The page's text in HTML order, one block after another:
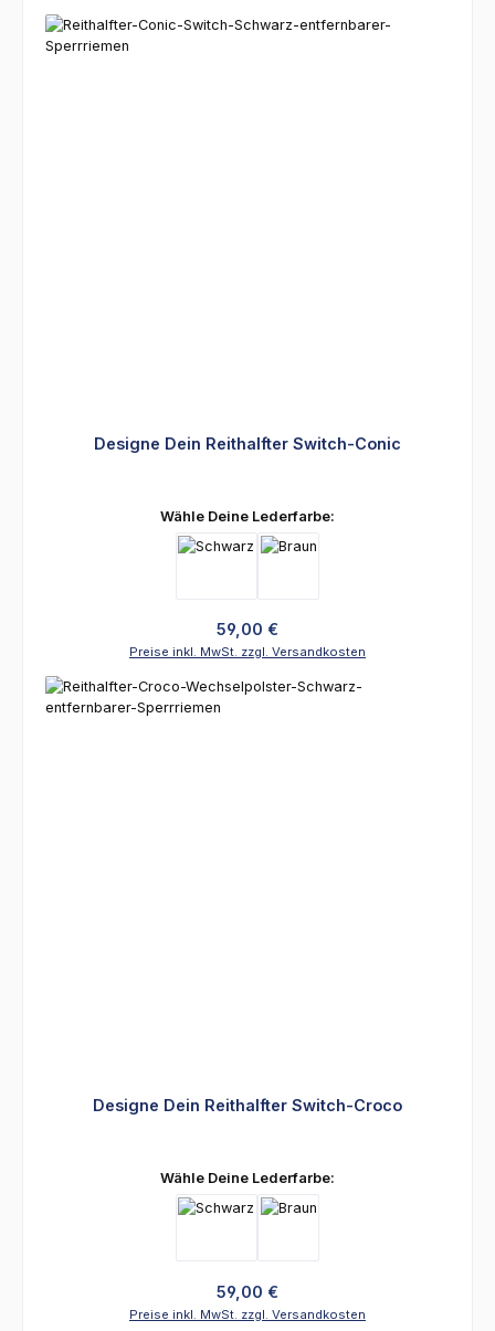
Designe Dein Reithalfter Switch-Conic
Wähle Deine Lederfarbe:
Regulärer Preis:
59,00 €
Preise inkl. MwSt. zzgl. Versandkosten
Designe Dein Reithalfter Switch-Croco
Wähle Deine Lederfarbe:
Regulärer Preis:
59,00 €
Preise inkl. MwSt. zzgl. Versandkosten